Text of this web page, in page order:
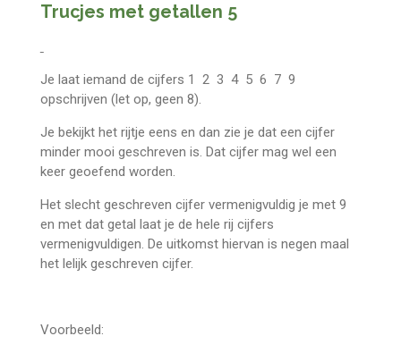
Trucjes met getallen 5
Je laat iemand de cijfers 1 2 3 4 5 6 7 9
opschrijven (let op, geen 8).
Je bekijkt het rijtje eens en dan zie je dat een cijfer
minder mooi geschreven is. Dat cijfer mag wel een
keer geoefend worden.
Het slecht geschreven cijfer vermenigvuldig je met 9
en met dat getal laat je de hele rij cijfers
vermenigvuldigen. De uitkomst hiervan is negen maal
het lelijk geschreven cijfer.
Voorbeeld: